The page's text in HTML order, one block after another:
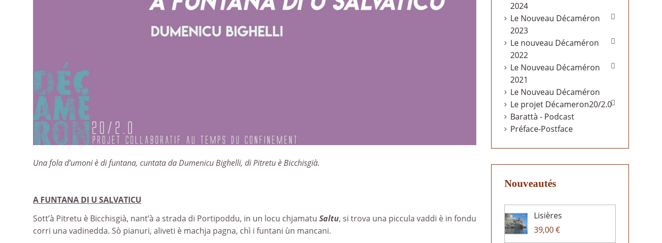
Una fola d’umoni è di funtana, cuntata da Dumenicu Bighelli, di Pitretu è Bicchisgià.
A FUNTANA DI U SALVATICU
Sott’à Pitretu è Bicchisgià, nant’à a strada di Portipoddu, in un locu chjamatu Saltu, si trova una piccula vaddi è in fondu
corri una vadinedda. Sò pianuri, aliveti è machja pagna, chì i funtani ùn mancani.
2024
Le Nouveau Décaméron
2023

Le nouveau Décaméron
2022

Le Nouveau Décaméron
2021

Le Nouveau Décaméron
Le projet Décameron20/2.0
Barattà - Podcast
Préface-Postface
Nouveautés
Lisières
39,00 €